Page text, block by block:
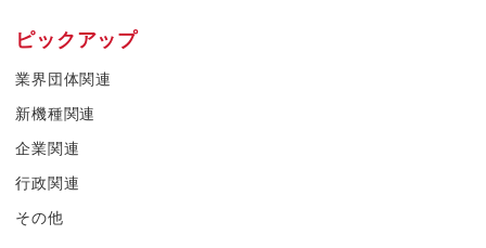
ピックアップ
業界団体関連
新機種関連
企業関連
行政関連
その他